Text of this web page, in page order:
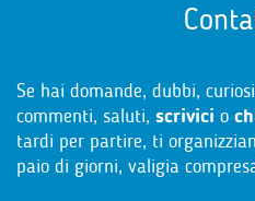
Se hai domande, dubbi,
commenti, saluti, scrivici o
tardi per partire, ti
paio di giorni, valigia